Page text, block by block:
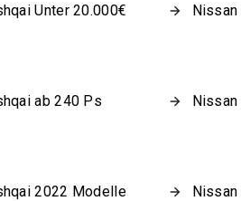
Unter 20.000€ Nissan
ab 240 Ps
2022 Modelle